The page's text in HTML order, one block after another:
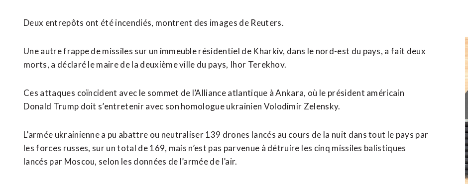
Deux entrepôts ont été incendiés, montrent des images de Reuters.
Une autre frappe de missiles sur un immeuble résidentiel de Kharkiv, dans le nord-est du pays, a fait deux
morts, a déclaré le maire de la deuxième ville du pays, Ihor Terekhov.
Ces attaques ⁠coïncident avec le sommet de l’Alliance atlantique à Ankara, où le président américain
⁠Donald Trump doit s’entretenir avec son homologue ukrainien Volodimir Zelensky.
L’armée ukrainienne a pu abattre ou neutraliser 139 drones lancés au cours de la nuit dans tout le pays par
les forces russes, sur un total de 169, mais n’est pas parvenue à détruire ⁠les ‌cinq missiles balistiques
lancés par Moscou, selon les données de l’armée de ⁠l’air.